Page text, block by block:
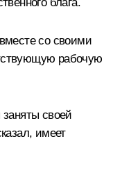
со своими
рабочую
своей
имеет